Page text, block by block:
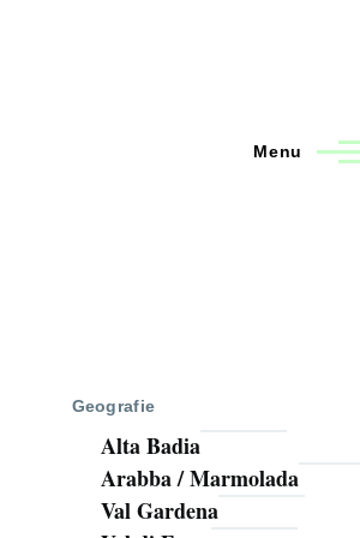
Menu
Geografie
Alta Badia
Arabba / Marmolada
Val Gardena